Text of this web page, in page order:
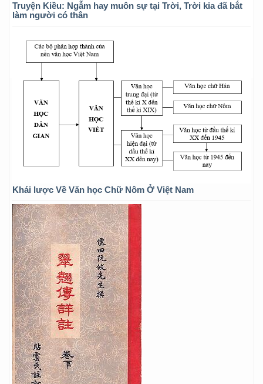
Truyện Kiều: Ngẫm hay muôn sự tại Trời, Trời kia đã bắt
làm người có thân
Khái lược Về Văn học Chữ Nôm Ở Việt Nam